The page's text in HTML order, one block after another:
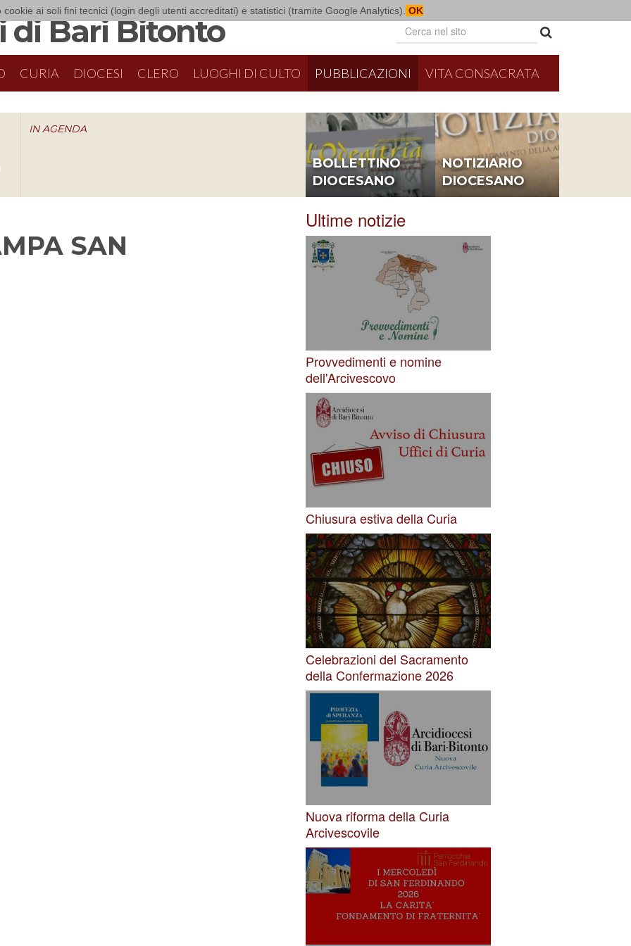
ai soli fini tecnici (login degli utenti accreditati) e statistici (tramite Google Analytics). OK
di Bari Bitonto
CURIA DIOCESI CLERO LUOGHI DI CULTO PUBBLICAZIONI VITA CONSACRATA
IN AGENDA
BOLLETTINO
DIOCESANO
NOTIZIARIO
DIOCESANO
SAN
Ultime notizie
Provvedimenti e nomine
dell'Arcivescovo
Chiusura estiva della Curia
Celebrazioni del Sacramento
della Confermazione 2026
Nuova riforma della Curia
Arcivescovile